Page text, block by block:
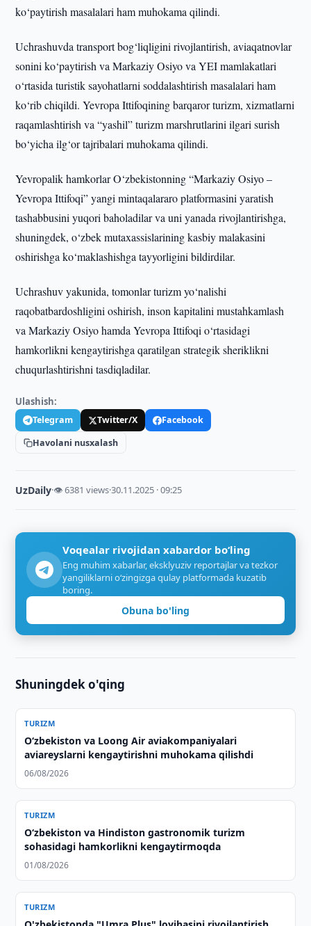
ko‘paytirish masalalari ham muhokama qilindi.
Uchrashuvda transport bog‘liqligini rivojlantirish, aviaqatnovlar
sonini ko‘paytirish va Markaziy Osiyo va YEI mamlakatlari
o‘rtasida turistik sayohatlarni soddalashtirish masalalari ham
ko‘rib chiqildi. Yevropa Ittifoqining barqaror turizm, xizmatlarni
raqamlashtirish va “yashil” turizm marshrutlarini ilgari surish
bo‘yicha ilg‘or tajribalari muhokama qilindi.
Yevropalik hamkorlar O‘zbekistonning “Markaziy Osiyo –
Yevropa Ittifoqi” yangi mintaqalararo platformasini yaratish
tashabbusini yuqori baholadilar va uni yanada rivojlantirishga,
shuningdek, o‘zbek mutaxassislarining kasbiy malakasini
oshirishga ko‘maklashishga tayyorligini bildirdilar.
Uchrashuv yakunida, tomonlar turizm yo‘nalishi
raqobatbardoshligini oshirish, inson kapitalini mustahkamlash
va Markaziy Osiyo hamda Yevropa Ittifoqi o‘rtasidagi
hamkorlikni kengaytirishga qaratilgan strategik sheriklikni
chuqurlashtirishni tasdiqladilar.
Ulashish:
Telegram Twitter/X
Facebook
Havolani nusxalash
UzDaily·👁 6381 views·30.11.2025 · 09:25
Voqealar rivojidan xabardor bo‘ling
Eng muhim xabarlar, eksklyuziv reportajlar va tezkor
yangiliklarni o‘zingizga qulay platformada kuzatib
boring.
Obuna bo'ling
Shuningdek o'qing
TURIZM
Oʻzbekiston va Loong Air aviakompaniyalari
aviareyslarni kengaytirishni muhokama qilishdi
06/08/2026
TURIZM
Oʻzbekiston va Hindiston gastronomik turizm
sohasidagi hamkorlikni kengaytirmoqda
01/08/2026
TURIZM